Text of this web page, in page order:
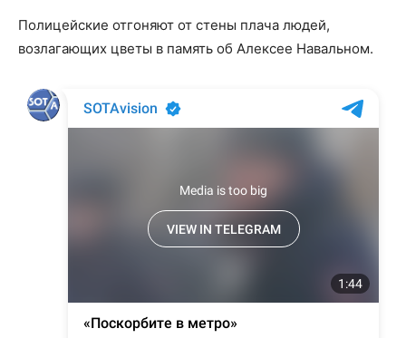
Полицейские отгоняют от стены плача людей,
возлагающих цветы в память об Алексее Навальном.